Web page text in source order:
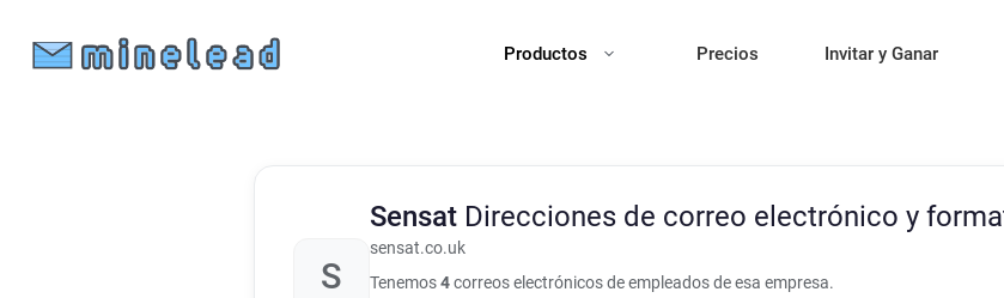
Productos Precios Invitar y Ganar
S
Sensat Direcciones de correo electrónico y
sensat.co.uk
Tenemos4correos electrónicos de empleados de esa empresa.